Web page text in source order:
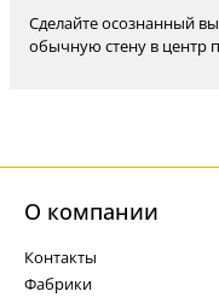
Сделайте осознанный
обычную стену в центр
О компании
Контакты
Фабрики